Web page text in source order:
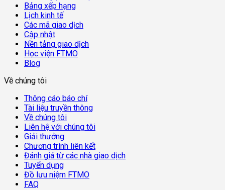
Bảng xếp hạng
Lịch kinh tế
Các mã giao dịch
Cập nhật
Nền tảng giao dịch
Học viện FTMO
Blog
Về chúng tôi
Thông cáo báo chí
Tài liệu truyền thông
Về chúng tôi
Liên hệ với chúng tôi
Giải thưởng
Chương trình liên kết
Đánh giá từ các nhà giao dịch
Tuyển dụng
Đồ lưu niệm FTMO
FAQ